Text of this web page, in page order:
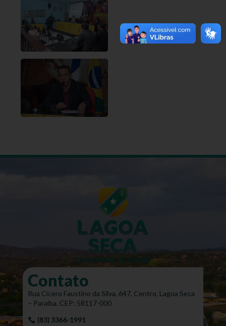
Contato
Rua Cícero Faustino da Silva, 647, Centro, Lagoa Seca
– Paraíba. CEP: 58117-000
(83) 3366-1991